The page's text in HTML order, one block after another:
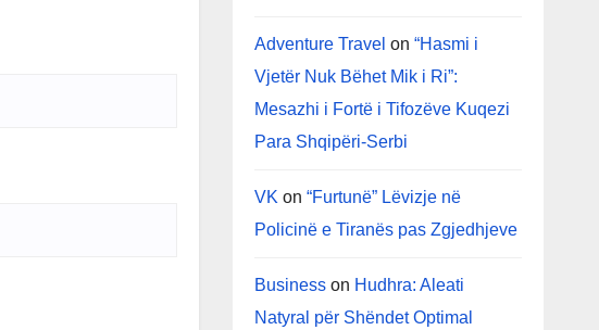
Adventure Travel on “Hasmi i
Vjetër Nuk Bëhet Mik i Ri”:
Mesazhi i Fortë i Tifozëve Kuqezi
Para Shqipëri-Serbi
VK on “Furtunë” Lëvizje në
Policinë e Tiranës pas Zgjedhjeve
Businesson Hudhra: Aleati
Natyral për Shëndet Optimal